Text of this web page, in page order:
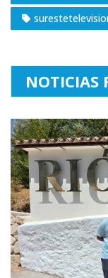
NOTICIAS